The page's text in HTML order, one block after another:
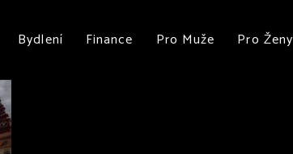
Bydlení Finance Pro Muže Pro Ženy